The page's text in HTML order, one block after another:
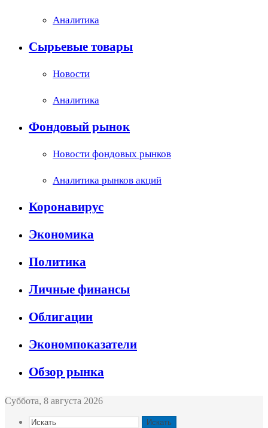
Аналитика
Сырьевые товары
Новости
Аналитика
Фондовый рынок
Новости фондовых рынков
Аналитика рынков акций
Коронавирус
Экономика
Политика
Личные финансы
Облигации
Экономпоказатели
Обзор рынка
Суббота, 8 августа 2026
Искать